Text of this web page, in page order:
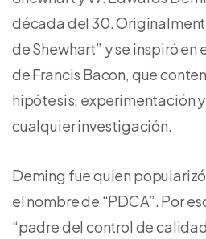
década del 30.
de Shewhart” y se inspiró
de Francis Bacon, que
hipótesis, experimentación
cualquier investigación.
Deming fue quien
el nombre de “PDCA”. Por
“padre del control de